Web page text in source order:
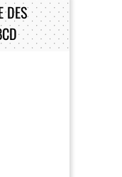
DES